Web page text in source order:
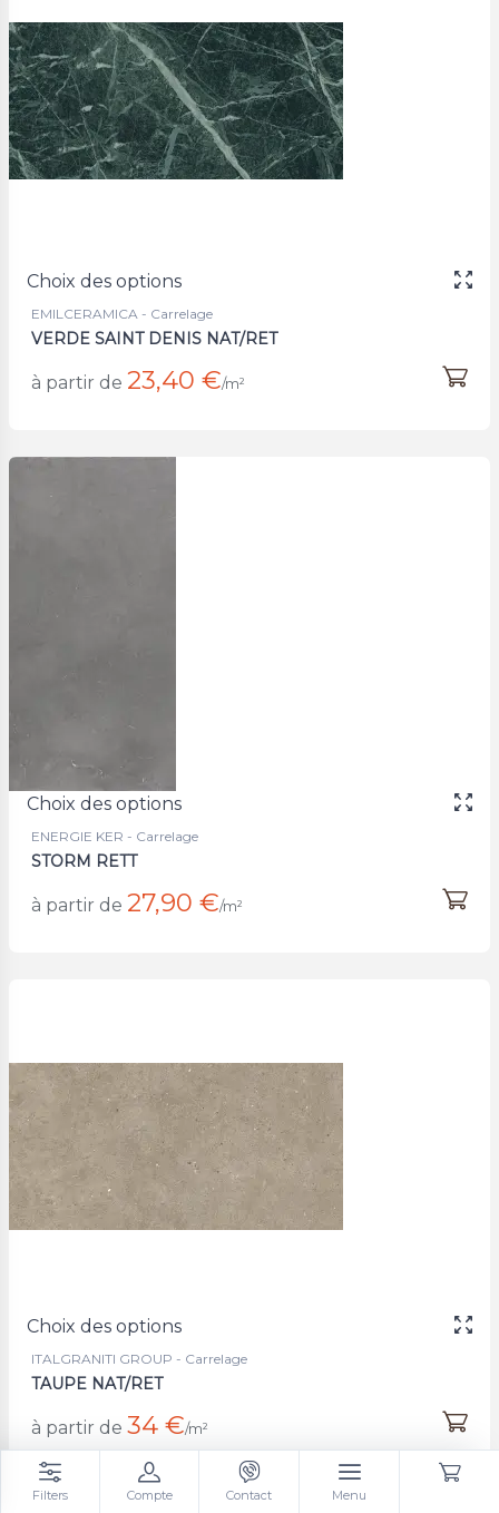
Choix des options
EMILCERAMICA - Carrelage
VERDE SAINT DENIS NAT/RET
à partir de 23,40 €/m²
Choix des options
ENERGIE KER - Carrelage
STORM RETT
à partir de 27,90 €/m²
Choix des options
ITALGRANITI GROUP - Carrelage
TAUPE NAT/RET
à partir de 34 €/m²
Filters Compte Contact Menu